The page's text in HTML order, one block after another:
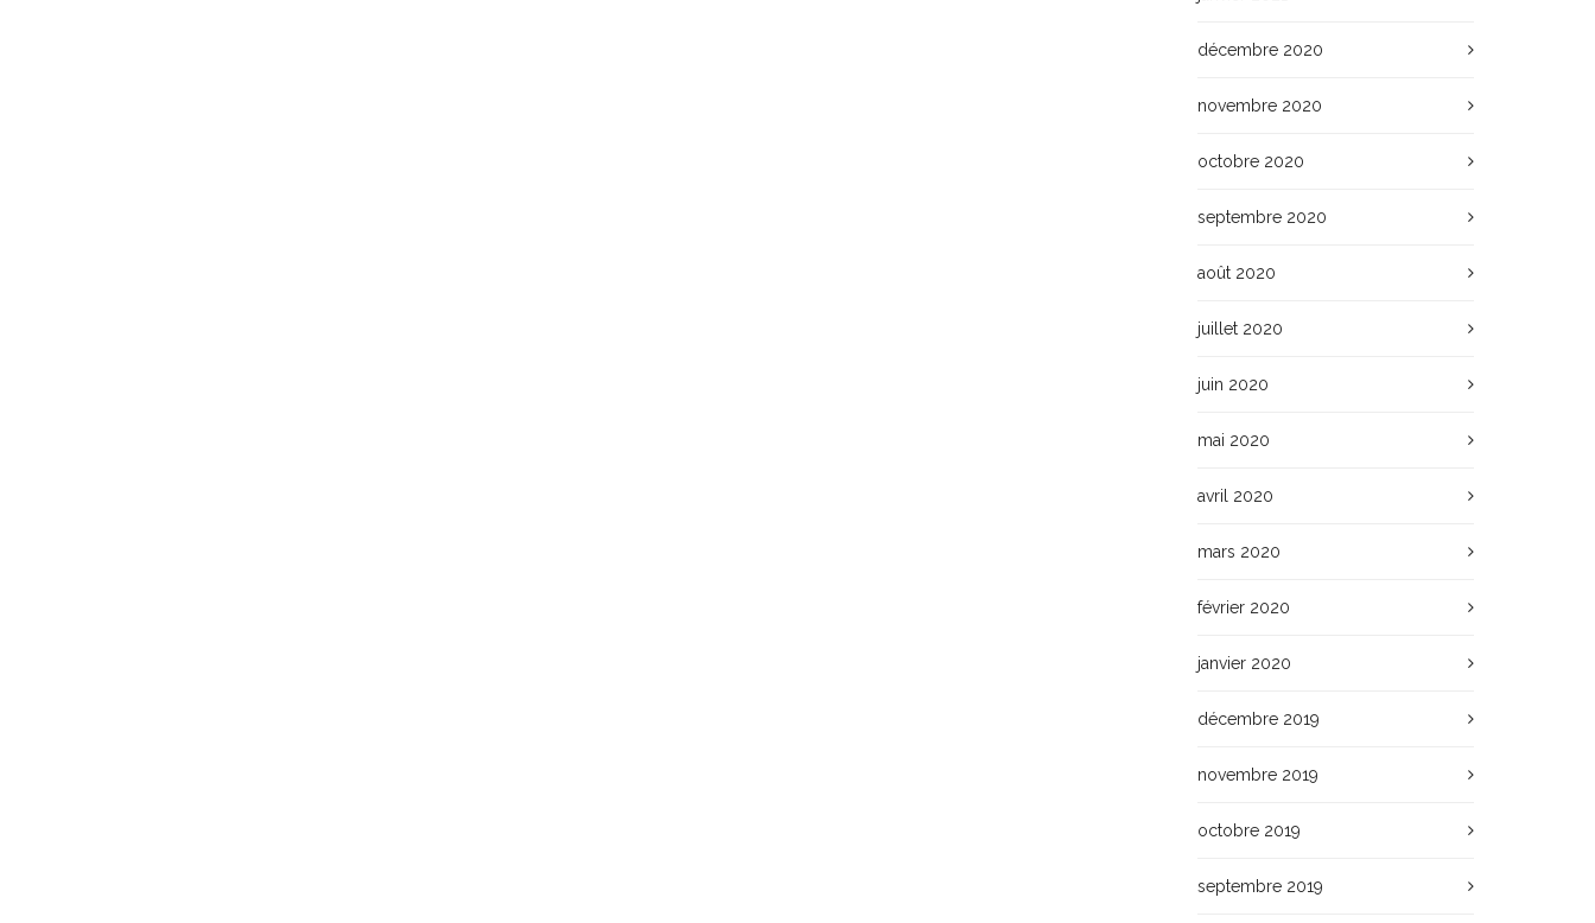
décembre 2020
novembre 2020
octobre 2020
septembre 2020
août 2020
juillet 2020
juin 2020
mai 2020
avril 2020
mars 2020
février 2020
janvier 2020
décembre 2019
novembre 2019
octobre 2019
septembre 2019